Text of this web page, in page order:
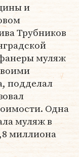
и
Трубников
муляж
подделал
Одна
муляж в
миллиона